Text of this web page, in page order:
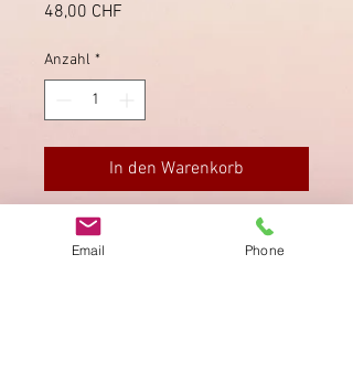
48,00 CHF
Anzahl *
In den Warenkorb
SBK 99A postfrisch in
einwandfreiem Zustand **; saubere
Email Phone